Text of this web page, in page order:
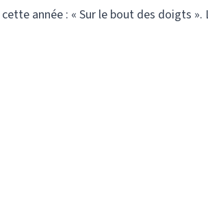
année : « Sur le bout des doigts ».